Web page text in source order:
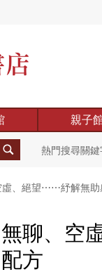
親子
熱門搜尋關鍵
虛、絕望⋯⋯紓解無助
無聊、空
配方